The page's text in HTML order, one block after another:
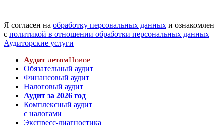
Я согласен на обработку персональных данных и ознакомлен
с политикой в отношении обработки персональных данных
Аудиторские услуги
Аудит летомНовое
Обязательный аудит
Финансовый аудит
Налоговый аудит
Аудит за 2026 год
Комплексный аудит
с налогами
Экспресс-диагностика